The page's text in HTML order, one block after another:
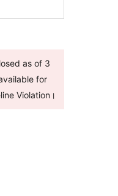
as of 3
for
Violation।